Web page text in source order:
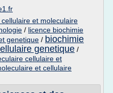
et moleculaire
/ licence biochimie
genetique / biochimie
genetique /
cellulaire et
et cellulaire